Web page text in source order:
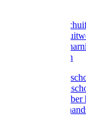
Grendels/
Hang en
Hengen/
Scharnieren
Latex
Leren
PVC / Rubber
Katoenen